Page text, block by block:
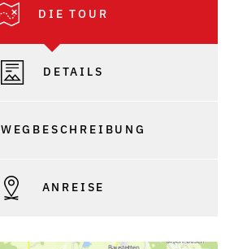
DIE TOUR
DETAILS
WEGBESCHREIBUNG
ANREISE